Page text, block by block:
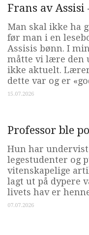
Frans av
Man skal ikke ha
før man i en
Assisis bønn. I
måtte vi lære den
ikke aktuelt.
dette var og er
15.07.2026
Professor ble
Hun har
legestudenter og
vitenskapelige
lagt ut på dypere
livets hav er
07.07.2026